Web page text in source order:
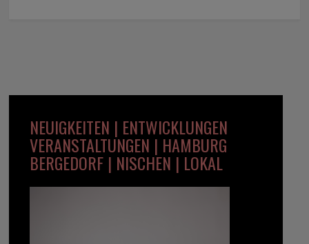
NEUIGKEITEN | ENTWICKLUNGEN
VERANSTALTUNGEN | HAMBURG
BERGEDORF | NISCHEN | LOKAL